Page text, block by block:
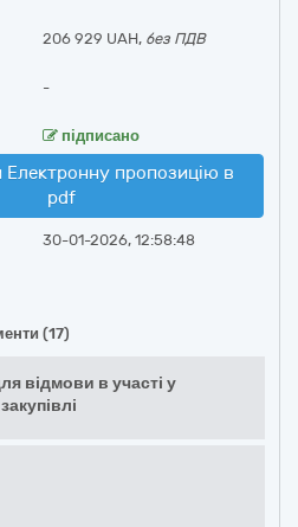
206 929 UAH, без ПДВ
-
підписано
Електронну пропозицію в
pdf
30-01-2026, 12:58:48
(17)
відмови в участі у